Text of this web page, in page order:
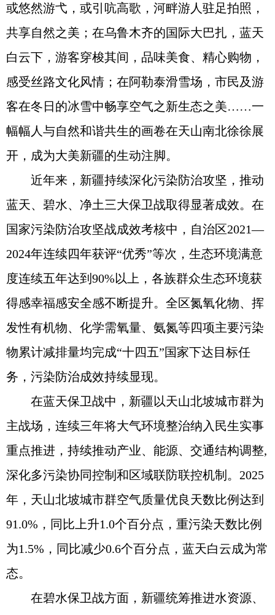
或悠然游弋，或引吭高歌，河畔游人驻足拍照，
共享自然之美；在乌鲁木齐的国际大巴扎，蓝天
白云下，游客穿梭其间，品味美食、精心购物，
感受丝路文化风情；在阿勒泰滑雪场，市民及游
客在冬日的冰雪中畅享空气之新生态之美……一
幅幅人与自然和谐共生的画卷在天山南北徐徐展
开，成为大美新疆的生动注脚。
近年来，新疆持续深化污染防治攻坚，推动
蓝天、碧水、净土三大保卫战取得显著成效。在
国家污染防治攻坚战成效考核中，自治区2021—
2024年连续四年获评“优秀”等次，生态环境满意
度连续五年达到90%以上，各族群众生态环境获
得感幸福感安全感不断提升。全区氮氧化物、挥
发性有机物、化学需氧量、氨氮等四项主要污染
物累计减排量均完成“十四五”国家下达目标任
务，污染防治成效持续显现。
在蓝天保卫战中，新疆以天山北坡城市群为
主战场，连续三年将大气环境整治纳入民生实事
重点推进，持续推动产业、能源、交通结构调整,
深化多污染协同控制和区域联防联控机制。2025
年，天山北坡城市群空气质量优良天数比例达到
91.0%，同比上升1.0个百分点，重污染天数比例
为1.5%，同比减少0.6个百分点，蓝天白云成为常
态。
在碧水保卫战方面，新疆统筹推进水资源、